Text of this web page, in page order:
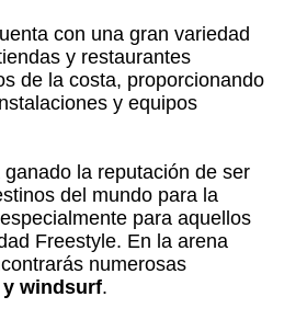
con una gran variedad
y restaurantes
de la costa, proporcionando
y equipos
ganado la reputación de ser
del mundo para la
para aquellos
Freestyle. En la arena
numerosas
windsurf.